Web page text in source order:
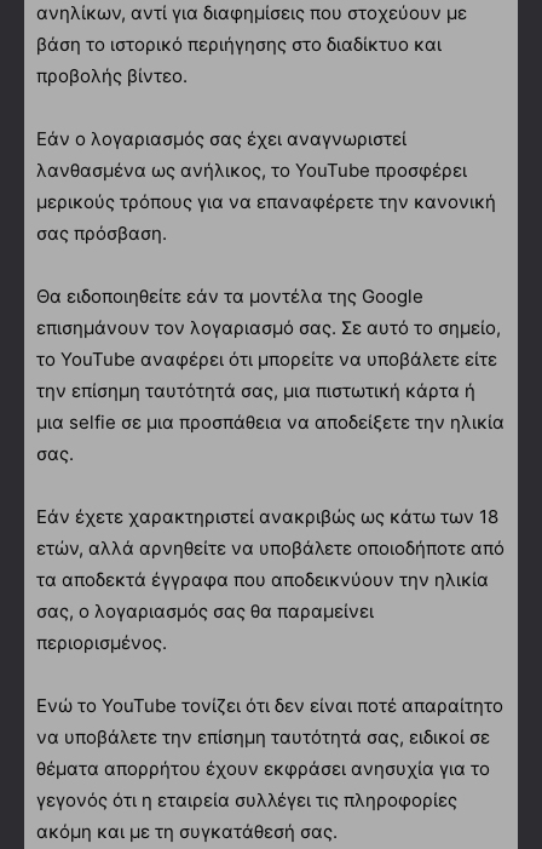
ανηλίκων, αντί για διαφημίσεις που στοχεύουν με
βάση το ιστορικό περιήγησης στο διαδίκτυο και
προβολής βίντεο.
Εάν ο λογαριασμός σας έχει αναγνωριστεί
λανθασμένα ως ανήλικος, το YouTube προσφέρει
μερικούς τρόπους για να επαναφέρετε την κανονική
σας πρόσβαση.
Θα ειδοποιηθείτε εάν τα μοντέλα της Google
επισημάνουν τον λογαριασμό σας. Σε αυτό το σημείο,
το YouTube αναφέρει ότι μπορείτε να υποβάλετε είτε
την επίσημη ταυτότητά σας, μια πιστωτική κάρτα ή
μια selfie σε μια προσπάθεια να αποδείξετε την ηλικία
σας.
Εάν έχετε χαρακτηριστεί ανακριβώς ως κάτω των 18
ετών, αλλά αρνηθείτε να υποβάλετε οποιοδήποτε από
τα αποδεκτά έγγραφα που αποδεικνύουν την ηλικία
σας, ο λογαριασμός σας θα παραμείνει
περιορισμένος.
Ενώ το YouTube τονίζει ότι δεν είναι ποτέ απαραίτητο
να υποβάλετε την επίσημη ταυτότητά σας, ειδικοί σε
θέματα απορρήτου έχουν εκφράσει ανησυχία για το
γεγονός ότι η εταιρεία συλλέγει τις πληροφορίες
ακόμη και με τη συγκατάθεσή σας.